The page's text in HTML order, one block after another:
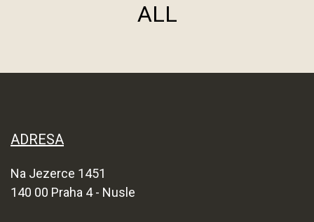
ALL
ADRESA
Na Jezerce 1451
140 00 Praha 4 - Nusle